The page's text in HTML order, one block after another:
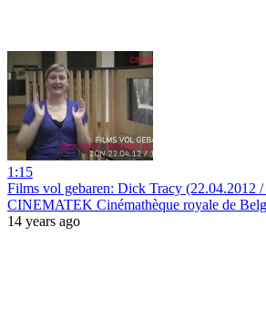
1:15
Films vol gebaren: Dick Tracy (22.04.2012
CINEMATEK Cinémathèque royale de
14 years ago